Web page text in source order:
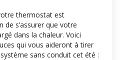
thermostat est
s’assurer que votre
dans la chaleur. Voici
qui vous aideront à tirer
sans conduit cet été :